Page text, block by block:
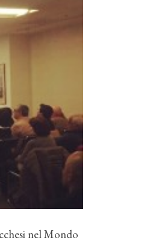
nel Mondo